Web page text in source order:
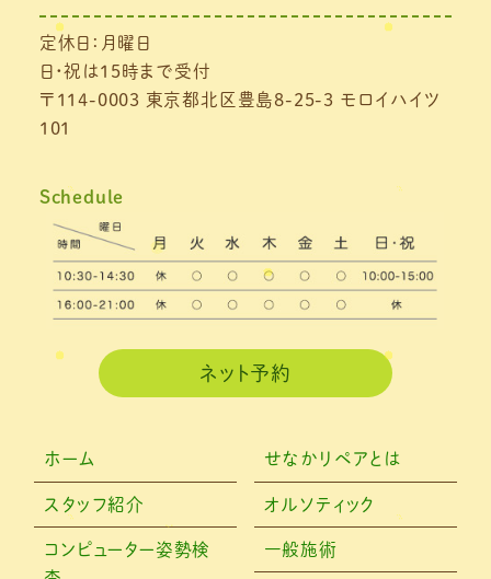
定休日：月曜日
日・祝は15時まで受付
〒114-0003 東京都北区豊島8-25-3 モロイハイツ
101
Schedule
ネット予約
ホーム せなかリペアとは
スタッフ紹介 オルソティック
コンピューター姿勢検
一般施術